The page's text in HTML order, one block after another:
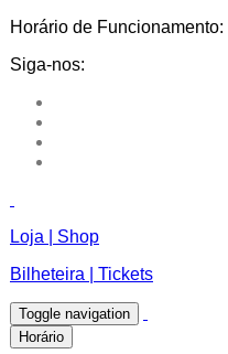
Horário de Funcionamento:
Siga-nos:
Loja | Shop
Bilheteira | Tickets
Toggle navigation
Horário